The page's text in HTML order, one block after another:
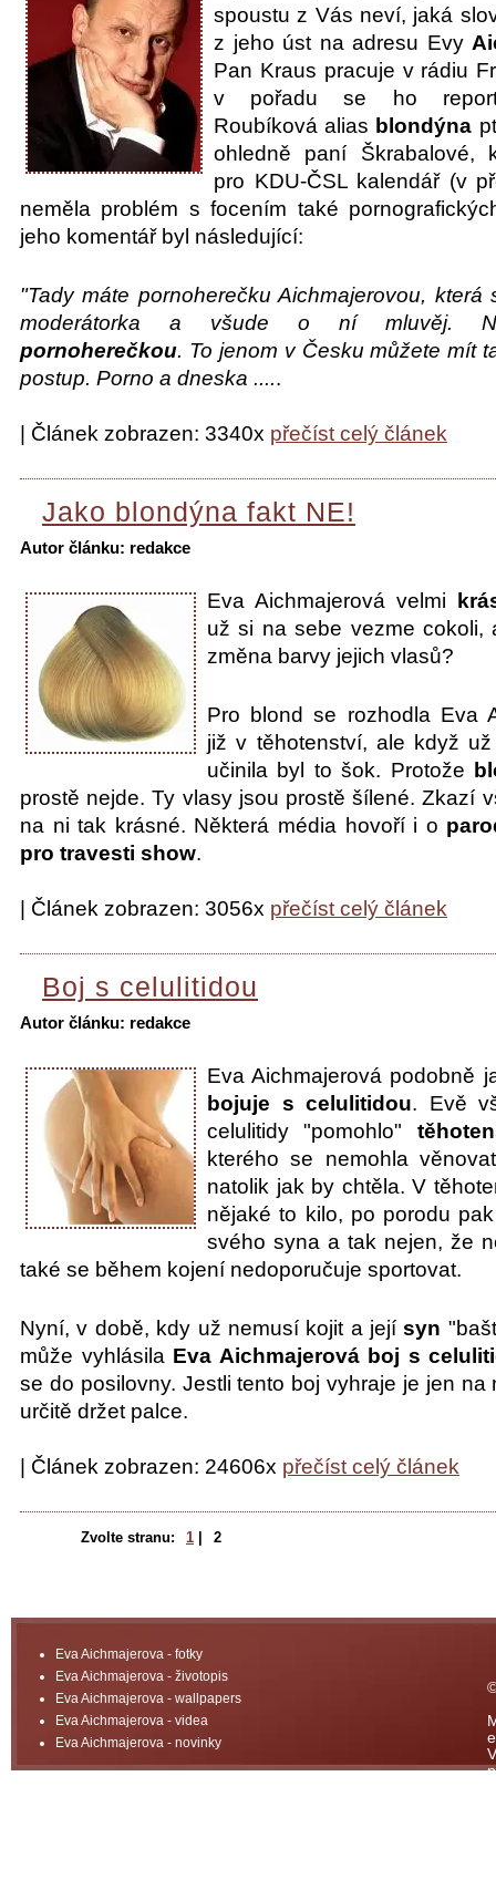
spoustu z Vás neví, jaká
z jeho úst na adresu Evy
Pan Kraus pracuje v rádiu
v pořadu se ho
Roubíková alias blondýna
ohledně paní Škrabalové,
pro KDU-ČSL kalendář (v
neměla problém s focením také
jeho komentář byl následující:
"Tady máte pornoherečku Aichmajerovou, která
moderátorka a všude o ní mluvěj.
pornoherečkou. To jenom v Česku můžete mít
postup. Porno a dneska .....
| Článek zobrazen: 3340x přečíst celý článek
Jako blondýna fakt NE!
Autor článku: redakce
Eva Aichmajerová velmi
už si na sebe vezme cokoli,
změna barvy jejich vlasů?
Pro blond se rozhodla Eva
již v těhotenství, ale když
učinila byl to šok. Protože
prostě nejde. Ty vlasy jsou prostě šílené. Zkazí
na ni tak krásné. Některá média hovoří i o
pro travesti show.
| Článek zobrazen: 3056x přečíst celý článek
Boj s celulitidou
Autor článku: redakce
Eva Aichmajerová podobně
bojuje s celulitidou. Evě
celulitidy "pomohlo"
kterého se nemohla
natolik jak by chtěla. V
nějaké to kilo, po porodu
svého syna a tak nejen, že
také se během kojení nedoporučuje sportovat.
Nyní, v době, kdy už nemusí kojit a jejísyn
může vyhlásila Eva Aichmajerová boj s
se do posilovny. Jestli tento boj vyhraje je jen na
určitě držet palce.
| Článek zobrazen: 24606x přečíst celý článek
Zvolte stranu: 1 | 2
Eva Aichmajerova - fotky
Eva Aichmajerova - životopis
Eva Aichmajerova - wallpapers
Eva Aichmajerova - videa
Eva Aichmajerova - novinky